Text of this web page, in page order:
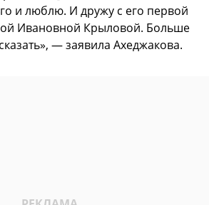
и люблю. И дружу с его первой
Ивановной Крыловой. Больше
— заявила Ахеджакова.